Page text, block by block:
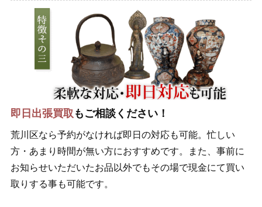
即日出張買取 もご相談ください！
荒川区なら予約がなければ即日の対応も可能。忙しい
方・あまり時間が無い方におすすめです。また、事前に
お知らせいただいたお品以外でもその場で現金にて買い
取りする事も可能です。